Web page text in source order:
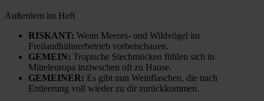
Außerdem im Heft
RISKANT: Wenn Meeres- und Wildvögel im
Freilandhühnerbetrieb vorbeischauen.
GEMEIN: Tropische Stechmücken fühlen sich in
Mitteleuropa inziwschen oft zu Hause.
GEMEINER: Es gibt nun Weinflaschen, die nach
Entleerung voll wieder zu dir zurückkommen.